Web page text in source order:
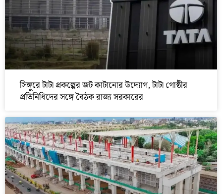
সিঙ্গুরে টাটা প্রকল্পের জট কাটানোর উদ্যোগ, টাটা গোষ্ঠীর
প্রতিনিধিদের সঙ্গে বৈঠক রাজ্য সরকারের